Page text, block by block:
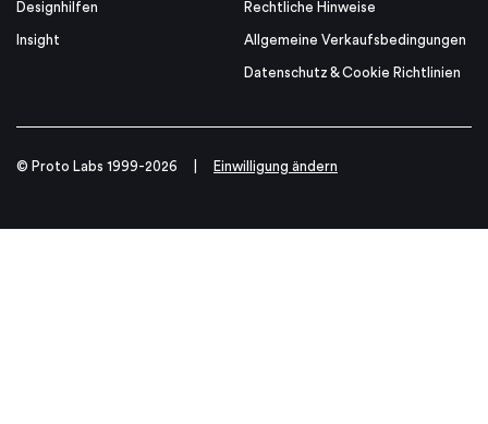
Designhilfen
Insight
Rechtliche Hinweise
Allgemeine Verkaufsbedingungen
Datenschutz & Cookie Richtlinien
© Proto Labs 1999-2026 Einwilligung ändern